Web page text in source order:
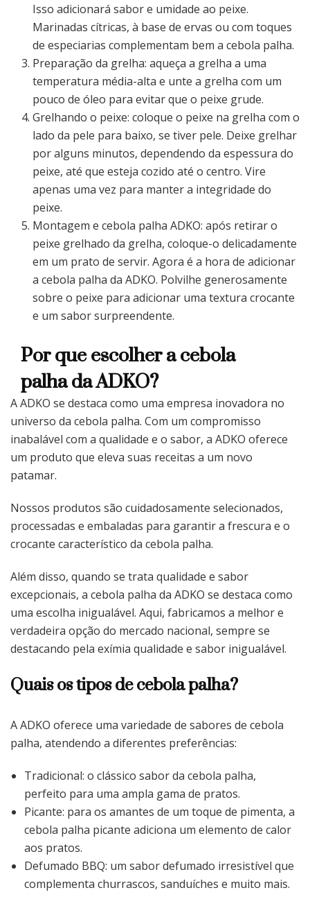
Isso adicionará sabor e umidade ao peixe.
Marinadas cítricas, à base de ervas ou com toques
de especiarias complementam bem a cebola palha.
Preparação da grelha: aqueça a grelha a uma
temperatura média-alta e unte a grelha com um
pouco de óleo para evitar que o peixe grude.
Grelhando o peixe: coloque o peixe na grelha com o
lado da pele para baixo, se tiver pele. Deixe grelhar
por alguns minutos, dependendo da espessura do
peixe, até que esteja cozido até o centro. Vire
apenas uma vez para manter a integridade do
peixe.
Montagem e cebola palha ADKO: após retirar o
peixe grelhado da grelha, coloque-o delicadamente
em um prato de servir. Agora é a hora de adicionar
a cebola palha da ADKO. Polvilhe generosamente
sobre o peixe para adicionar uma textura crocante
e um sabor surpreendente.
Por que escolher a cebola
palha da ADKO?
A ADKO se destaca como uma empresa inovadora no
universo da cebola palha. Com um compromisso
inabalável com a qualidade e o sabor, a ADKO oferece
um produto que eleva suas receitas a um novo
patamar.
Nossos produtos são cuidadosamente selecionados,
processadas e embaladas para garantir a frescura e o
crocante característico da cebola palha.
Além disso, quando se trata qualidade e sabor
excepcionais, a cebola palha da ADKO se destaca como
uma escolha inigualável. Aqui, fabricamos a melhor e
verdadeira opção do mercado nacional, sempre se
destacando pela exímia qualidade e sabor inigualável.
Quais os tipos de cebola palha?
A ADKO oferece uma variedade de sabores de cebola
palha, atendendo a diferentes preferências:
Tradicional: o clássico sabor da cebola palha,
perfeito para uma ampla gama de pratos.
Picante: para os amantes de um toque de pimenta, a
cebola palha picante adiciona um elemento de calor
aos pratos.
Defumado BBQ: um sabor defumado irresistível que
complementa churrascos, sanduíches e muito mais.